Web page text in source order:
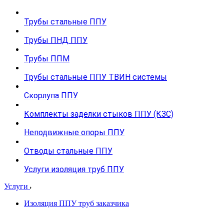
Трубы стальные ППУ
Трубы ПНД ППУ
Трубы ППМ
Трубы стальные ППУ ТВИН системы
Скорлупа ППУ
Комплекты заделки стыков ППУ (КЗС)
Неподвижные опоры ППУ
Отводы стальные ППУ
Услуги изоляция труб ППУ
Услуги
Изоляция ППУ труб заказчика